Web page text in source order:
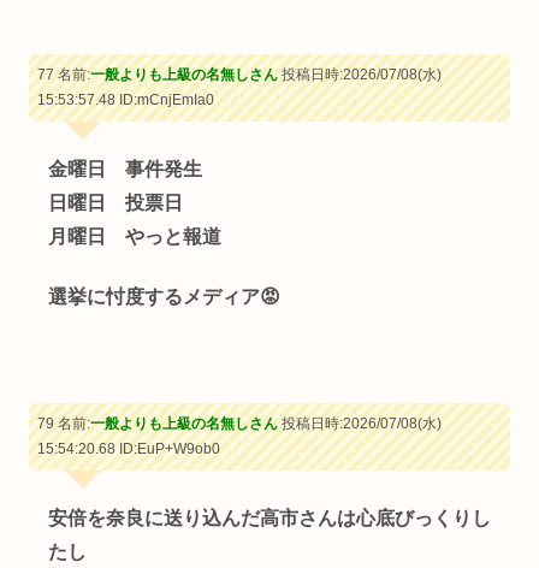
77 名前:一般よりも上級の名無しさん投稿日時:2026/07/08(水)
15:53:57.48ID:mCnjEmIa0
金曜日 事件発生
日曜日 投票日
月曜日 やっと報道
選挙に忖度するメディア😡
79 名前:一般よりも上級の名無しさん投稿日時:2026/07/08(水)
15:54:20.68ID:EuP+W9ob0
安倍を奈良に送り込んだ高市さんは心底びっくりし
たし